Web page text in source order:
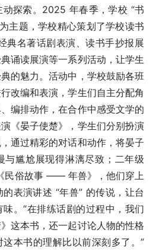
探索。2025 年春季，学校 “书
主题，学校精心策划了学校读书
典名著话剧表演、读书手抄报展
诵读展演等一系列活动，让学生
的魅力。活动中，学校鼓励各班
改编和表演，学生们自主分配角
编排动作，在合作中感受文学的
《晏子使楚》，学生们分别扮演
通过精彩的对话和动作，将晏子
与尴尬展现得淋漓尽致；二年级
民俗故事 —— 年兽》，他们穿上
表演讲述 “年兽” 的传说，让台
。“在排练话剧的过程中，我们
这本书，还一起讨论人物的性格
本书的理解比以前深刻多了。”